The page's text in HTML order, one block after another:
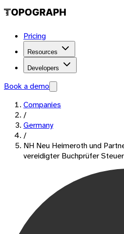
Pricing
Resources
Developers
Book a demo
Companies
/
Germany
/
NH Neu Heimeroth und
vereidigter Buchprüfer